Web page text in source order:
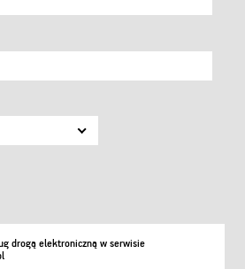
drogą elektroniczną w serwisie